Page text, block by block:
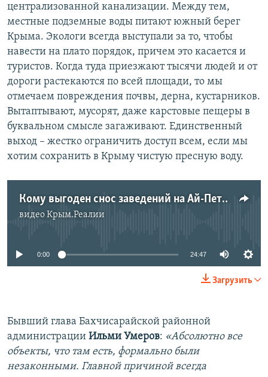
централизованной канализации. Между тем,
местные подземные воды питают южный берег
Крыма. Экологи всегда выступали за то, чтобы
навести на плато порядок, причем это касается и
туристов. Когда туда приезжают тысячи людей и от
дороги растекаются по всей площади, то мы
отмечаем повреждения почвы, дерна, кустарников.
Вытаптывают, мусорят, даже карстовые пещеры в
буквальном смысле загаживают. Единственный
выход – жестко ограничить доступ всем, если мы
хотим сохранить в Крыму чистую пресную воду.
Кому выгоден снос заведений на Ай-Петри?
видеоКрым.Реалии
0:00 24:47
Загрузить
Бывший глава Бахчисарайской районной
администрации Ильми Умеров: «Абсолютно все
объекты, что там есть, формально были
незаконными. Главной причиной всегда